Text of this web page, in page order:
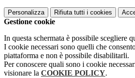
Personalizza Rifiuta tutti i cookies
Gestione cookie
In questa schermata è possibile scegliere
I cookie necessari sono quelli che
piattaforma e non è possibile disabilitarli.
Per conoscere quali sono i cookie
visionare la COOKIE POLICY.